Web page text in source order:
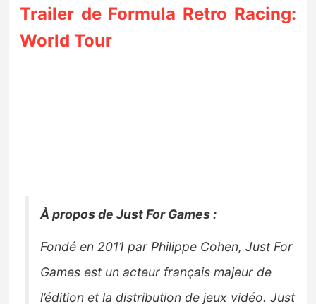
Trailer de Formula Retro Racing:
World Tour
À propos de Just For Games :
Fondé en 2011 par Philippe Cohen, Just For
Games est un acteur français majeur de
l’édition et la distribution de jeux vidéo. Just